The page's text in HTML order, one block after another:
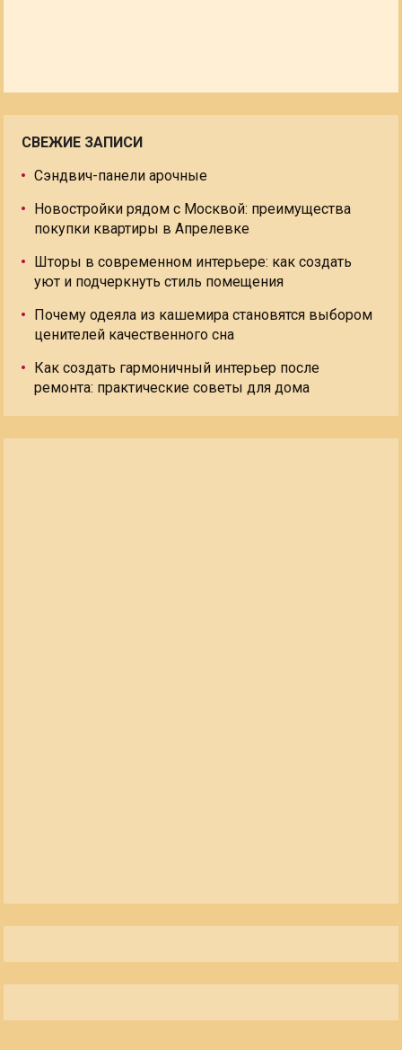
СВЕЖИЕ ЗАПИСИ
Сэндвич-панели арочные
Новостройки рядом с Москвой: преимущества
покупки квартиры в Апрелевке
Шторы в современном интерьере: как создать
уют и подчеркнуть стиль помещения
Почему одеяла из кашемира становятся выбором
ценителей качественного сна
Как создать гармоничный интерьер после
ремонта: практические советы для дома